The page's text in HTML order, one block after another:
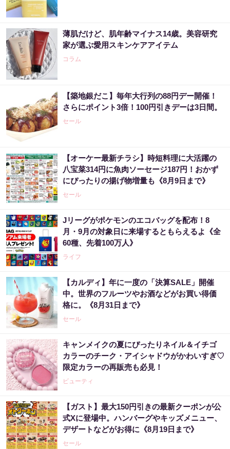
薄肌だけど、肌年齢マイナス14歳。美容研究
家が選ぶ愛用スキンケアアイテム
コラム
【築地銀だこ】毎年大行列の88円デー開催！
さらにポイント3倍！100円引きデーは3日間。
セール
【オーケー最新チラシ】時短料理に大活躍の
八宝菜314円に魚肉ソーセージ187円！おかず
にぴったりの揚げ物増量も《8月9日まで》
セール
Jリーグがポケモンのエコバッグを配布！8
月・9月の対象日に来場するともらえるよ《全
60種、先着100万人》
ライフ
【カルディ】年に一度の「決算SALE」開催
中。世界のフルーツやお酒などがお買い得価
格に。《8月31日まで》
セール
キャンメイクの夏にぴったりネイル＆イチゴ
カラーのチーク・アイシャドウがかわいすぎ♡
限定カラーの再販売も必見！
ビューティ
【ガスト】最大150円引きの最新クーポンが公
式Xに登場中。ハンバーグやキッズメニュー、
デザートなどがお得に《8月19日まで》
セール